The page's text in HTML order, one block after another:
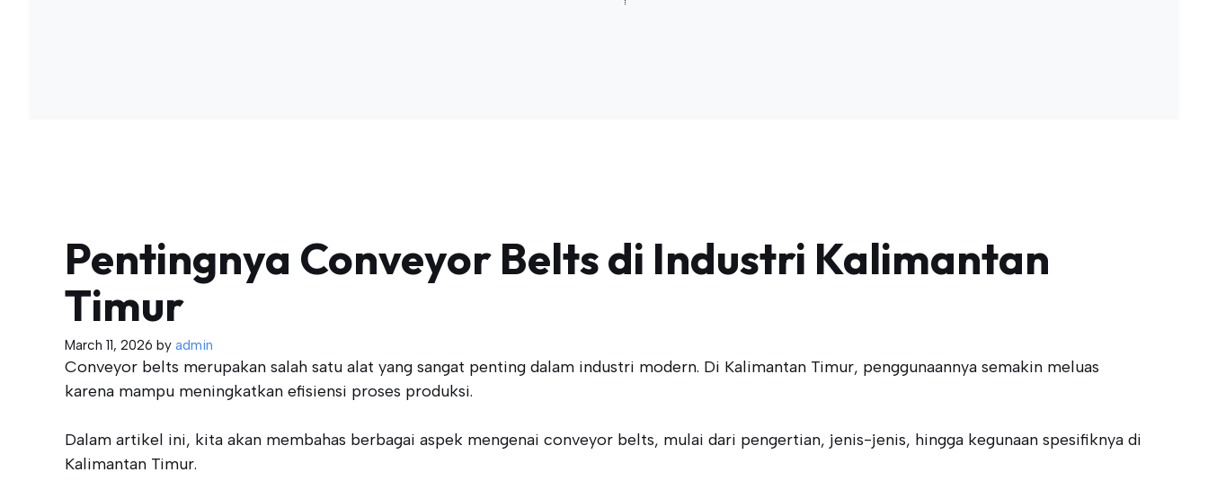
Pentingnya Conveyor Belts di Industri Kalimantan
Timur
March 11, 2026 by admin
Conveyor belts merupakan salah satu alat yang sangat penting dalam industri modern. Di Kalimantan Timur, penggunaannya semakin meluas
karena mampu meningkatkan efisiensi proses produksi.
Dalam artikel ini, kita akan membahas berbagai aspek mengenai conveyor belts, mulai dari pengertian, jenis-jenis, hingga kegunaan spesifiknya di
Kalimantan Timur.